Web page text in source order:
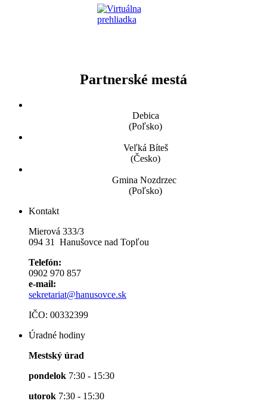
Partnerské mestá
Debica
(Poľsko)
Veľká Bíteš
(Česko)
Gmina Nozdrzec
(Poľsko)
Kontakt
Mierová 333/3
094 31 Hanušovce nad Topľou
Telefón:
0902 970 857
e-mail:
sekretariat@hanusovce.sk
IČO: 00332399
Úradné hodiny
Mestský úrad
pondelok 7:30 - 15:30
utorok 7:30 - 15:30